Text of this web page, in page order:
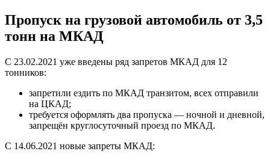
Пропуск на грузовой автомобиль от 3,5
тонн на МКАД
С 23.02.2021 уже введены ряд запретов МКАД для 12
тонников:
запретили ездить по МКАД транзитом, всех отправили
на ЦКАД;
требуется оформлять два пропуска — ночной и дневной,
запрещён круглосуточный проезд по МКАД.
С 14.06.2021 новые запреты МКАД: